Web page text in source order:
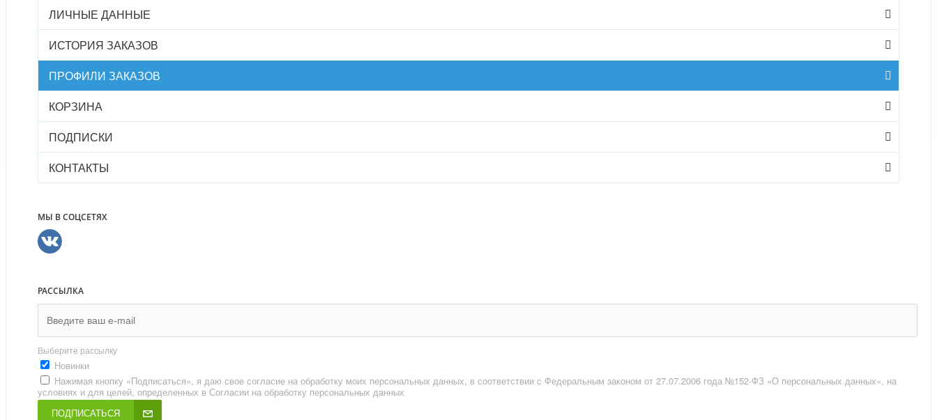
ЛИЧНЫЕ ДАННЫЕ
ИСТОРИЯ ЗАКАЗОВ
ПРОФИЛИ ЗАКАЗОВ
КОРЗИНА
ПОДПИСКИ
КОНТАКТЫ
МЫ В СОЦСЕТЯХ
РАССЫЛКА
Выберите рассылку
Новинки
Нажимая кнопку «Подписаться», я даю свое согласие на обработку моих персональных данных, в соответствии с Федеральным законом от 27.07.2006 года №152-ФЗ «О персональных данных», на
условиях и для целей, определенных в Согласии на обработку персональных данных
ПОДПИСАТЬСЯ